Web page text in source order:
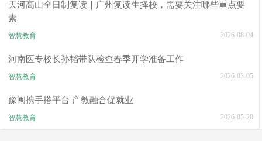
天河高山全日制复读｜广州复读生择校，需要关注哪些重点要
素
智慧教育 2026-08-04
河南医专校长孙韬带队检查春季开学准备工作
智慧教育 2026-03-05
豫闽携手搭平台 产教融合促就业
智慧教育 2026-05-20